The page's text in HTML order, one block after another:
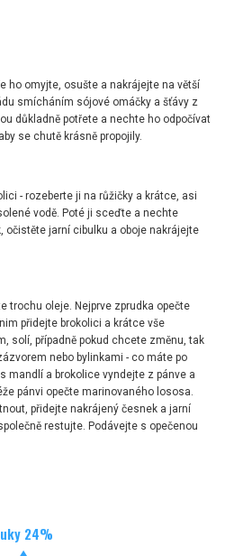
ho omyjte, osušte a nakrájejte na větší
smícháním sójové omáčky a šťávy z
důkladně potřete a nechte ho odpočívat
se chutě krásně propojily.
- rozeberte ji na růžičky a krátce, asi
vodě. Poté ji sceďte a nechte
očistěte jarní cibulku a oboje nakrájejte
trochu oleje. Nejprve zprudka opečte
přidejte brokolici a krátce vše
solí, případně pokud chcete změnu, tak
nebo bylinkami - co máte po
mandlí a brokolice vyndejte z pánve a
pánvi opečte marinovaného lososa.
přidejte nakrájený česnek a jarní
restujte. Podávejte s opečenou
24%